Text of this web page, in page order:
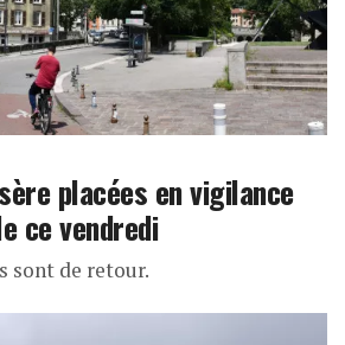
placées en vigilance
ce vendredi
sont de retour.